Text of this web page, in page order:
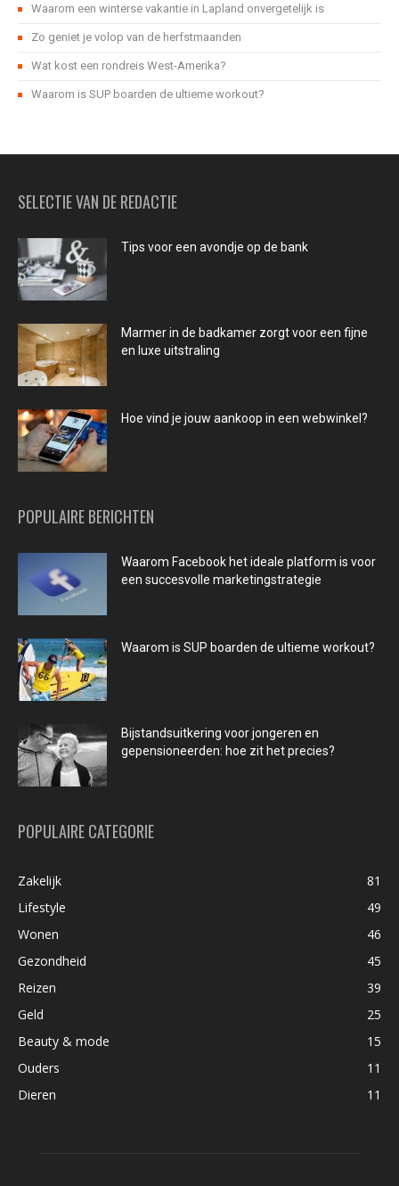
Waarom een winterse vakantie in Lapland onvergetelijk is
Zo geniet je volop van de herfstmaanden
Wat kost een rondreis West-Amerika?
Waarom is SUP boarden de ultieme workout?
SELECTIE VAN DE REDACTIE
Tips voor een avondje op de bank
Marmer in de badkamer zorgt voor een fijne
en luxe uitstraling
Hoe vind je jouw aankoop in een webwinkel?
POPULAIRE BERICHTEN
Waarom Facebook het ideale platform is voor
een succesvolle marketingstrategie
Waarom is SUP boarden de ultieme workout?
Bijstandsuitkering voor jongeren en
gepensioneerden: hoe zit het precies?
POPULAIRE CATEGORIE
Zakelijk
81
Lifestyle
49
Wonen
46
Gezondheid
45
Reizen
39
Geld
25
Beauty & mode
15
Ouders
11
Dieren
11